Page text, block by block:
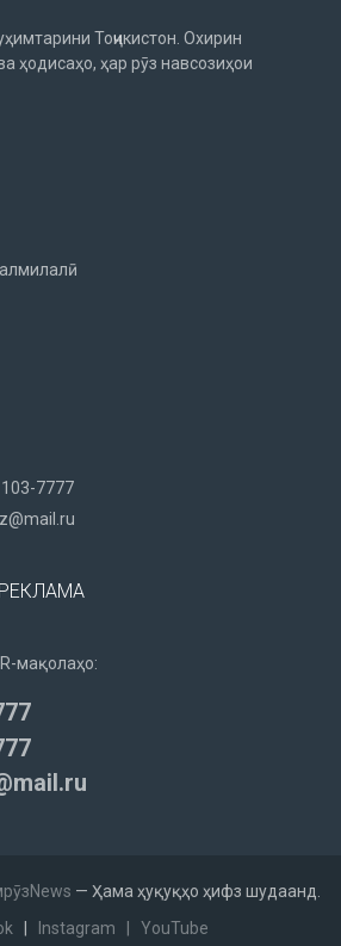
Тоҷикистон. Охирин
ҳодисаҳо, ҳар рӯз навсозиҳои
7777
мақолаҳо:
— Ҳама ҳуқуқҳо ҳифз шудаанд.
Instagram YouTube